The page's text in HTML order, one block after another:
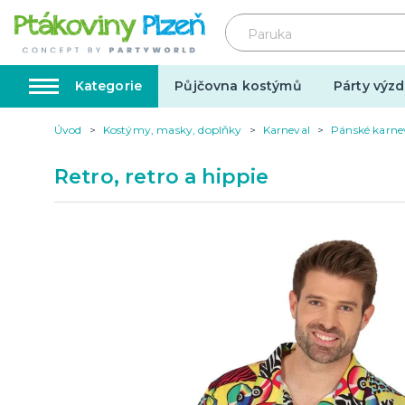
Kategorie Půjčovna kostýmů Párty
Svatba
Svatby
Úvod Kostýmy, masky, doplňky Karneval Pánské
Retro, retro a hippie